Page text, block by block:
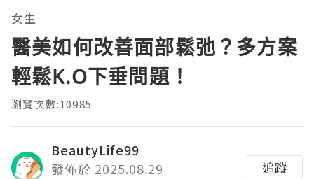
女生
醫美如何改善面部鬆弛？多方案
輕鬆K.O下垂問題！
瀏覽次數:10985
BeautyLife99
發佈於 2025.08.29
追蹤